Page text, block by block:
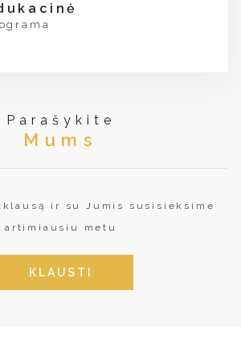
Parašykite
Mums
ir su Jumis susisieksime
artimiausiu metu
KLAUSTI